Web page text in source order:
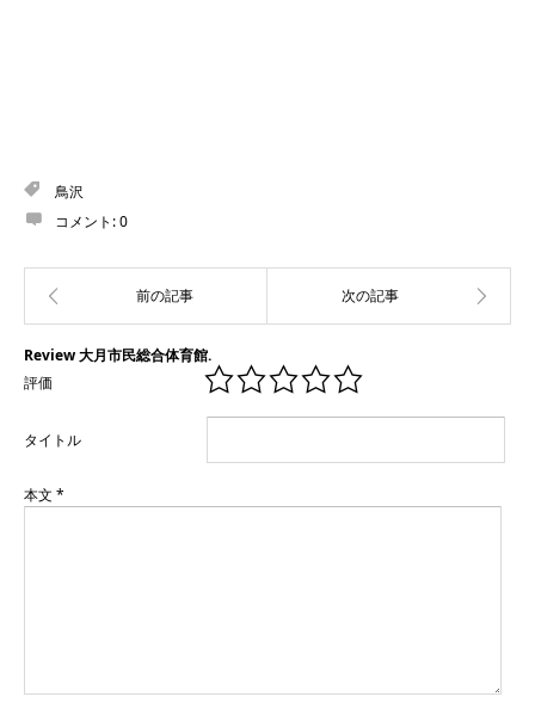
鳥沢
コメント:0
Review 大月市民総合体育館.
評価
タイトル
本文 *